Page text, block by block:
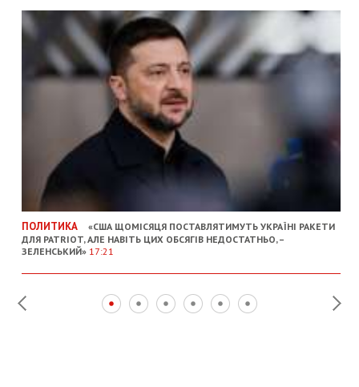
ПОЛИТИКА
«США ЩОМІСЯЦЯ ПОСТАВЛЯТИМУТЬ УКРАЇНІ РАКЕТИ
ДЛЯ PATRIOT, АЛЕ НАВІТЬ ЦИХ ОБСЯГІВ НЕДОСТАТНЬО, –
ЗЕЛЕНСЬКИЙ» 17:21